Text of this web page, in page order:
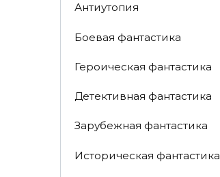
Антиутопия
Боевая фантастика
Героическая фантастика
Детективная фантастика
Зарубежная фантастика
Историческая фантастика